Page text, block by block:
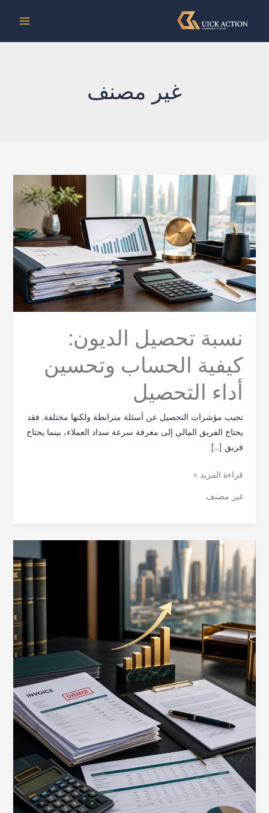
غير مصنف
نسبة تحصيل الديون:
كيفية الحساب وتحسين
أداء التحصيل
تجيب مؤشرات التحصيل عن أسئلة مترابطة ولكنها مختلفة. فقد
يحتاج الفريق المالي إلى معرفة سرعة سداد العملاء، بينما يحتاج
فريق […]
نسبة
تحصيل
الديون:
كيفية
الحساب
وتحسين
أداء
التحصيل
قراءة المزيد »
غير مصنف
تحصيل
الديون
التجارية
في
الإمارات
الدليل
الكامل
والخيارات
المتاحة